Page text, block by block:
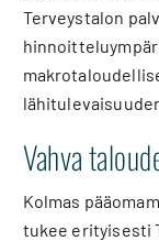
Terveystalon
Vahva
Kolmas
tukee erityisesti